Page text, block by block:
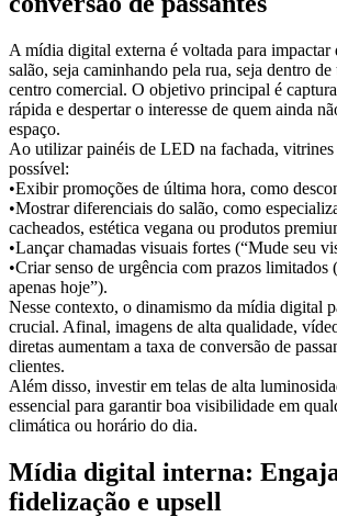
A mídia digital externa é voltada para impactar
salão, seja caminhando pela rua, seja dentro
centro comercial. O objetivo principal é
rápida e despertar o interesse de quem ainda
espaço.
Ao utilizar painéis de LED na fachada, vitrines
possível:
•Exibir promoções de última hora, como
•Mostrar diferenciais do salão, como
cacheados, estética vegana ou produtos
•Lançar chamadas visuais fortes (“Mude seu
•Criar senso de urgência com prazos limitados
apenas hoje”).
Nesse contexto, o dinamismo da mídia digital
crucial. Afinal, imagens de alta qualidade,
diretas aumentam a taxa de conversão de
clientes.
Além disso, investir em telas de alta
essencial para garantir boa visibilidade em
climática ou horário do dia.
Mídia digital interna:
fidelização e upsell